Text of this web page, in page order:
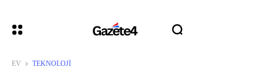
EV TEKNOLOJI